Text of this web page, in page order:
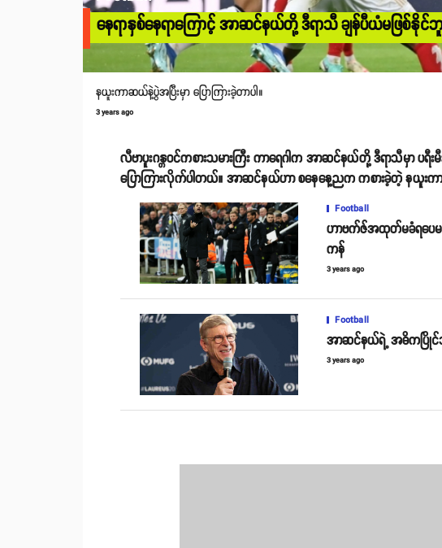
နေရာနှစ်နေရာကြောင့် အာဆင်နယ်တို့ ဒီရာသီ ချန်ပီယံမဖြစ်နိုင်
နယူးကာဆယ်နဲ့ပွဲအပြီးမှာ ပြောကြားခဲ့တာပါ။
3 years ago
လီဗာပူးဂန္တဝင်ကစားသမားကြီး ကာရေဂါက အာဆင်နယ်တို့ ဒီရာသီမှာ ပ
ပြောကြားလိုက်ပါတယ်။ အာဆင်နယ်ဟာ စနေနေ့ညက ကစားခဲ့တဲ့ နယူး
Football
ဟာဗက်ဇ်အထုတ်မခံရပေ
ကန်
3 years ago
Football
အာဆင်နယ်ရဲ့ အဓိကပြိုင်ဘ
3 years ago